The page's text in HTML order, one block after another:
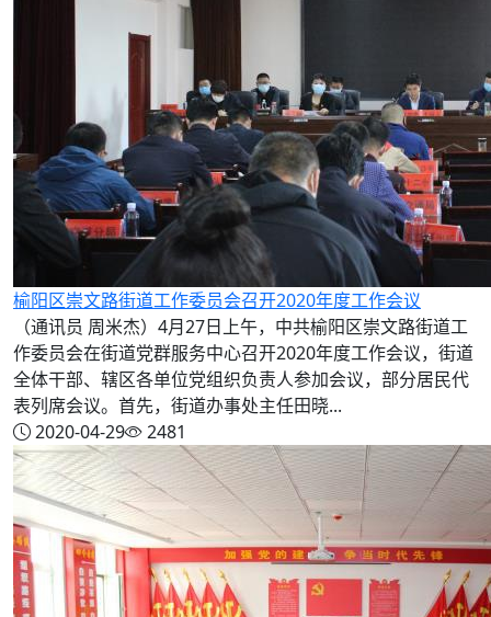
榆阳区崇文路街道工作委员会召开2020年度工作会议
（通讯员 周米杰）4月27日上午，中共榆阳区崇文路街道工
作委员会在街道党群服务中心召开2020年度工作会议，街道
全体干部、辖区各单位党组织负责人参加会议，部分居民代
表列席会议。首先，街道办事处主任田晓...
2020-04-29
2481